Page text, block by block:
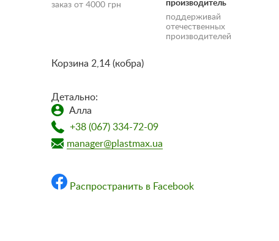
заказ от 4000 грн
доставки и оплаты»
производитель
поддерживай
отечественных
производителей
Корзина 2,14 (кобра)
Детально:
Алла
+38 (067) 334-72-09
manager@plastmax.ua
Распространить в Facebook